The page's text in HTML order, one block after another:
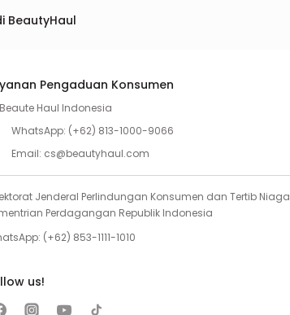
BeautyHaul
Pengaduan Konsumen
Beaute Haul Indonesia
WhatsApp: (+62) 813-1000-9066
Email: cs@beautyhaul.com
Jenderal Perlindungan Konsumen dan Tertib Niaga
Perdagangan Republik Indonesia
(+62) 853-1111-1010
us!